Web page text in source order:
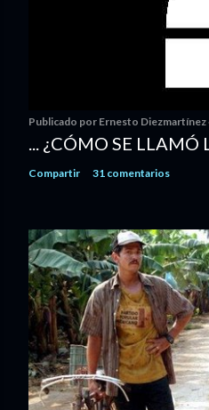
Publicado por Ernesto Diezmartínez
... ¿CÓMO SE LLAMÓ
Compartir 31 comentarios